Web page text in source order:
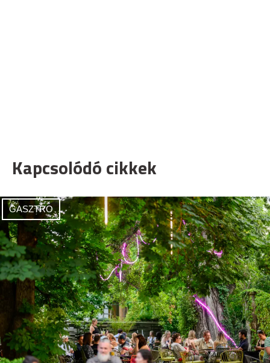
Kapcsolódó cikkek
GASZTRO